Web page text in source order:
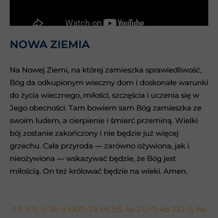
NOWA ZIEMIA
Na Nowej Ziemi, na której zamieszka sprawiedliwość,
Bóg da odkupionym wieczny dom i doskonałe warunki
do życia wiecznego, miłości, szczęścia i uczenia się w
Jego obecności. Tam bowiem sam Bóg zamieszka ze
swoim ludem, a cierpienie i śmierć przeminą. Wielki
bój zostanie zakończony i nie będzie już więcej
grzechu. Cała przyroda — zarówno ożywiona, jak i
nieożywiona — wskazywać będzie, że Bóg jest
miłością. On też królować będzie na wieki. Amen.
2 P 3,13; Iz 35; Iz 65,17−25; Mt 5,5; Ap 21,1−7; Ap 22,1−5; Ap
NOWA ZIEMIA
Na Nowej Ziemi, na której zamieszka sprawiedliwość,
Bóg da odkupionym wieczny dom i doskonałe warunki
do życia wiecznego, miłości, szczęścia i uczenia się w
Jego obecności. Tam bowiem sam Bóg zamieszka ze
swoim ludem, a cierpienie i śmierć przeminą. Wielki
bój zostanie zakończony i nie będzie już więcej
grzechu. Cała przyroda — zarówno ożywiona, jak i
nieożywiona — wskazywać będzie, że Bóg jest
miłością. On też królować będzie na wieki. Amen.
2 P 3,13; Iz 35; Iz 65,17−25; Mt 5,5; Ap 21,1−7; Ap 22,1−5; Ap